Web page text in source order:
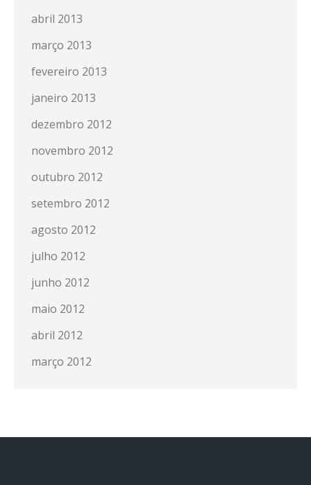
abril 2013
março 2013
fevereiro 2013
janeiro 2013
dezembro 2012
novembro 2012
outubro 2012
setembro 2012
agosto 2012
julho 2012
junho 2012
maio 2012
abril 2012
março 2012